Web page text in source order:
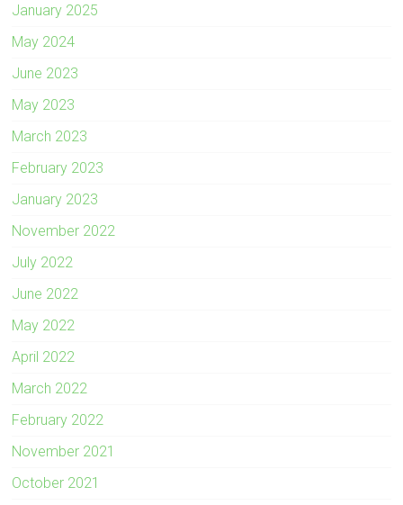
January 2025
May 2024
June 2023
May 2023
March 2023
February 2023
January 2023
November 2022
July 2022
June 2022
May 2022
April 2022
March 2022
February 2022
November 2021
October 2021